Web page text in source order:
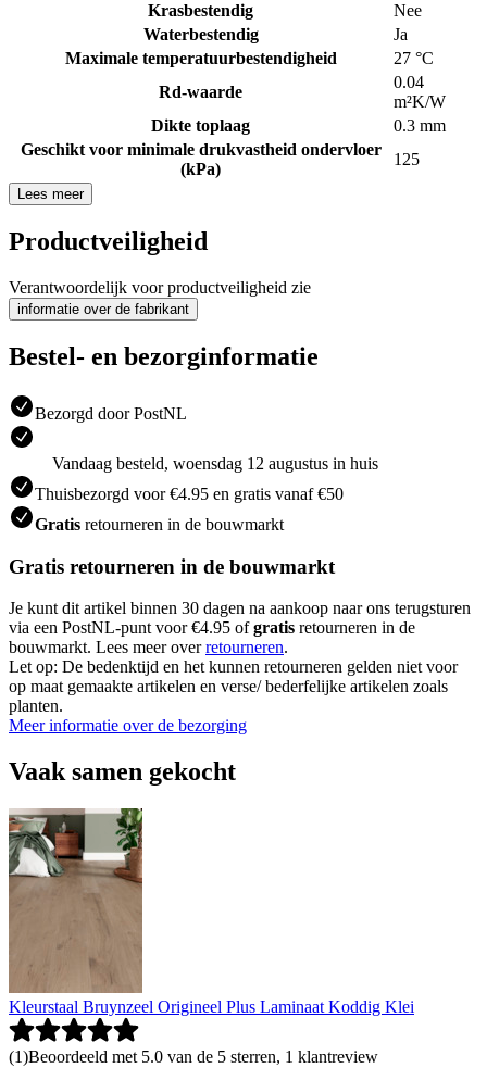
Krasbestendig
Nee
Waterbestendig
Ja
Maximale temperatuurbestendigheid
27 °C
Rd-waarde
0.04
m²K/W
Dikte toplaag
0.3 mm
Geschikt voor minimale drukvastheid ondervloer
(kPa)
125
Lees meer
Productveiligheid
Verantwoordelijk voor productveiligheid zie
informatie over de fabrikant
Bestel- en bezorginformatie
Bezorgd door PostNL
Vandaag besteld, woensdag 12 augustus in huis
Thuisbezorgd voor €4.95 en gratis vanaf €50
Gratis retourneren in de bouwmarkt
Gratis retourneren in de bouwmarkt
Je kunt dit artikel binnen 30 dagen na aankoop naar ons terugsturen
via een PostNL-punt voor €4.95 ofgratis retourneren in de
bouwmarkt. Lees meer overretourneren.
Let op: De bedenktijd en het kunnen retourneren gelden niet voor
op maat gemaakte artikelen en verse/ bederfelijke artikelen zoals
planten.
Meer informatie over de bezorging
Vaak samen gekocht
Kleurstaal Bruynzeel Origineel Plus Laminaat Koddig Klei
(1)Beoordeeld met 5.0 van de 5 sterren, 1 klantreview